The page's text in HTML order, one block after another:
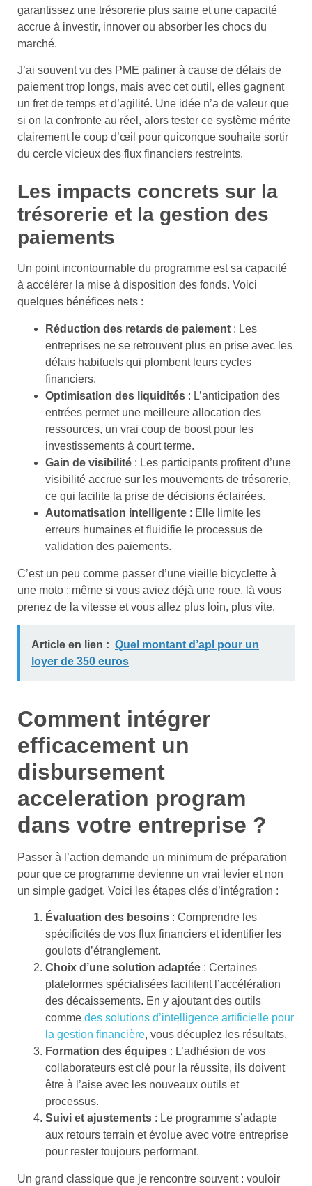
garantissez une trésorerie plus saine et une capacité
accrue à investir, innover ou absorber les chocs du
marché.
J’ai souvent vu des PME patiner à cause de délais de
paiement trop longs, mais avec cet outil, elles gagnent
un fret de temps et d’agilité. Une idée n’a de valeur que
si on la confronte au réel, alors tester ce système mérite
clairement le coup d’œil pour quiconque souhaite sortir
du cercle vicieux des flux financiers restreints.
Les impacts concrets sur la
trésorerie et la gestion des
paiements
Un point incontournable du programme est sa capacité
à accélérer la mise à disposition des fonds. Voici
quelques bénéfices nets :
Réduction des retards de paiement : Les
entreprises ne se retrouvent plus en prise avec les
délais habituels qui plombent leurs cycles
financiers.
Optimisation des liquidités : L’anticipation des
entrées permet une meilleure allocation des
ressources, un vrai coup de boost pour les
investissements à court terme.
Gain de visibilité : Les participants profitent d’une
visibilité accrue sur les mouvements de trésorerie,
ce qui facilite la prise de décisions éclairées.
Automatisation intelligente : Elle limite les
erreurs humaines et fluidifie le processus de
validation des paiements.
C’est un peu comme passer d’une vieille bicyclette à
une moto : même si vous aviez déjà une roue, là vous
prenez de la vitesse et vous allez plus loin, plus vite.
Article en lien : Quel montant d’apl pour un
loyer de 350 euros
Comment intégrer
efficacement un
disbursement
acceleration program
dans votre entreprise ?
Passer à l’action demande un minimum de préparation
pour que ce programme devienne un vrai levier et non
un simple gadget. Voici les étapes clés d’intégration :
Évaluation des besoins : Comprendre les
spécificités de vos flux financiers et identifier les
goulots d’étranglement.
Choix d’une solution adaptée : Certaines
plateformes spécialisées facilitent l’accélération
des décaissements. En y ajoutant des outils
comme des solutions d’intelligence artificielle pour
la gestion financière, vous décuplez les résultats.
Formation des équipes : L’adhésion de vos
collaborateurs est clé pour la réussite, ils doivent
être à l’aise avec les nouveaux outils et
processus.
Suivi et ajustements : Le programme s’adapte
aux retours terrain et évolue avec votre entreprise
pour rester toujours performant.
Un grand classique que je rencontre souvent : vouloir